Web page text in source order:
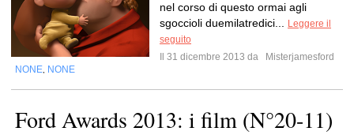
nel corso di questo ormai agli
sgoccioli duemilatredici...
Leggere il
seguito
Il 31 dicembre 2013 da
Misterjamesford
NONE NONE
Ford Awards 2013: i film (N°20-11)